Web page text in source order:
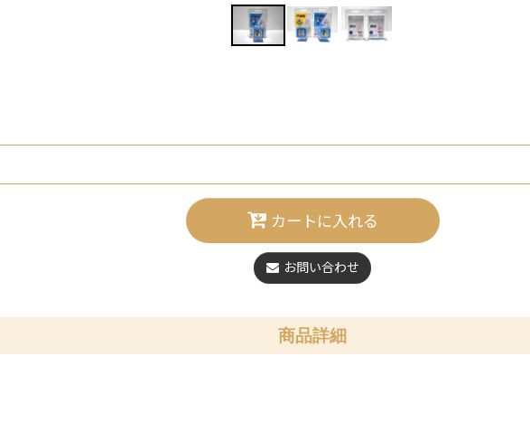
カートに入れる
お問い合わせ
商品詳細